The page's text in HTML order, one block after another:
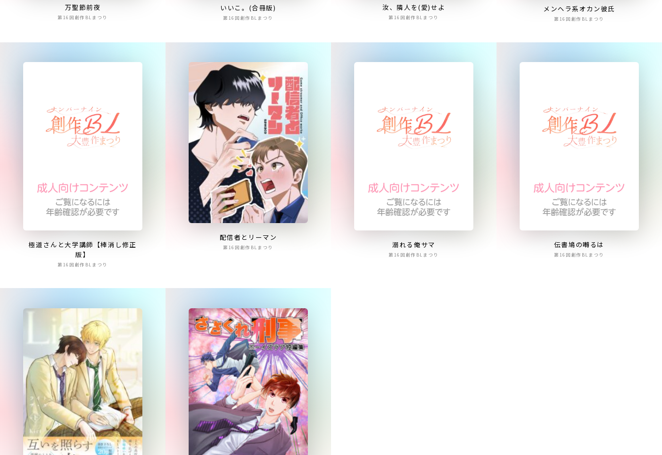
万聖節前夜
第16回創作BLまつり
いいこ。(合冊版)
第16回創作BLまつり
汝、隣人を(愛)せよ
第16回創作BLまつり
メンヘラ系オカン彼氏
第16回創作BLまつり
極道さんと大学講師【棒消し修正
版】
第16回創作BLまつり
配信者とリーマン
第16回創作BLまつり 溺れる俺サマ
第16回創作BLまつり
伝書鳩の囀るは
第16回創作BLまつり